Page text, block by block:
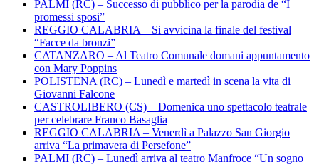
PALMI (RC) – Successo di pubblico per la parodia de “I
promessi sposi”
REGGIO CALABRIA – Si avvicina la finale del festival
“Facce da bronzi”
CATANZARO – Al Teatro Comunale domani appuntamento
con Mary Poppins
POLISTENA (RC) – Lunedì e martedì in scena la vita di
Giovanni Falcone
CASTROLIBERO (CS) – Domenica uno spettacolo teatrale
per celebrare Franco Basaglia
REGGIO CALABRIA – Venerdì a Palazzo San Giorgio
arriva “La primavera di Persefone”
PALMI (RC) – Lunedì arriva al teatro Manfroce “Un sogno